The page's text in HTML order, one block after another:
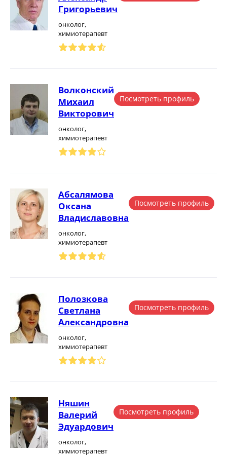
Григорьевич
онколог,
химиотерапевт
Волконский
Михаил
Викторович
онколог,
химиотерапевт
Посмотреть профиль
Абсалямова
Оксана
Владиславовна
онколог,
химиотерапевт
Посмотреть профиль
Полозкова
Светлана
Александровна
онколог,
химиотерапевт
Посмотреть профиль
Няшин
Валерий
Эдуардович
онколог,
химиотерапевт
Посмотреть профиль